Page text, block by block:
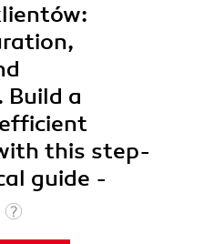
a
this step-
guide -